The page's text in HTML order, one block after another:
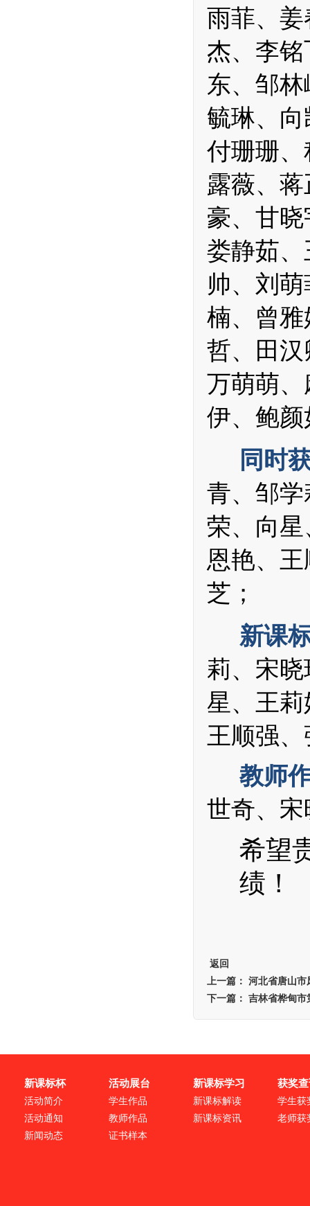
雨菲、
杰、李
东、邹
毓琳、
付珊珊
露薇、
豪、甘
娄静茹
帅、刘
楠、曾
哲、田
万萌萌
伊、鲍
同时
青、邹
荣、向
恩艳、
芝；
新课
莉、宋
星、王
王顺强
教师
世奇、宋
希望
绩！
返回
上一篇： 河北省唐山市
下一篇： 吉林省桦甸市
新课标杯
活动简介
活动通知
新闻动态
活动展台
学生作品
教师作品
证书样本
新课标学习
新课标解读
新课标资讯
获奖
学生获
老师获